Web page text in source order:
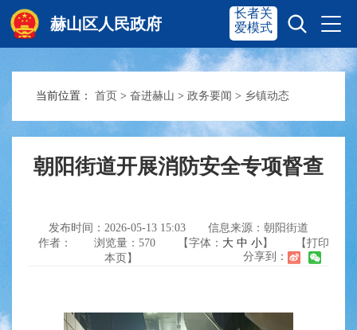
赫山区人民政府
赫山首页 奋进赫山
政务要闻 多彩资湘
信息公开 政务服务
长者关
爱模式
当前位置： 首页 > 奋进赫山 > 政务要闻 > 乡镇动态
朝阳街道开展消防安全专项督查
发布时间：2026-05-13 15:03
信息来源：朝阳街道
作者：
浏览量： 570 【字体： 大 中 小】
【打印
本页】
分享到：